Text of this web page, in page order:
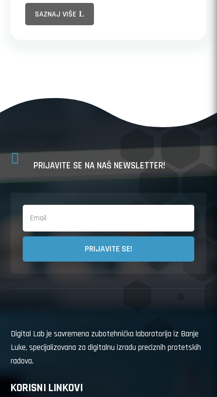
SAZNAJ VIŠE
 PRIJAVITE SE NA NAŠ NEWSLETTER!
PRIJAVITE SE!
Digital Lab je savremena zubotehnička laboratorija iz Banje
Luke, specijalizovana za digitalnu izradu preciznih protetskih
radova.
KORISNI LINKOVI